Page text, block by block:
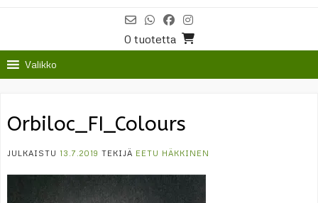
0 tuotetta
Valikko
Orbiloc_FI_Colours
JULKAISTU 13.7.2019 TEKIJÄ EETU HÄKKINEN